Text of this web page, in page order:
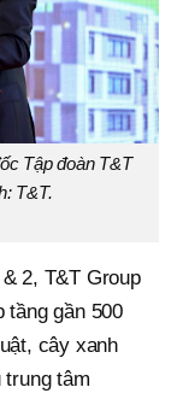
Tập đoàn T&T
T&T.
2, T&T Group
tầng gần 500
cây xanh
trung tâm